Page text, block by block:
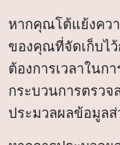
หากคุณโต้แย้งคว
ของคุณที่จัดเก็บไว้
ต้องการเวลาในก
กระบวนการตรว
ประมวลผลข้อมูล